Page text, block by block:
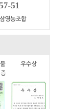
51
영농조합
우수상